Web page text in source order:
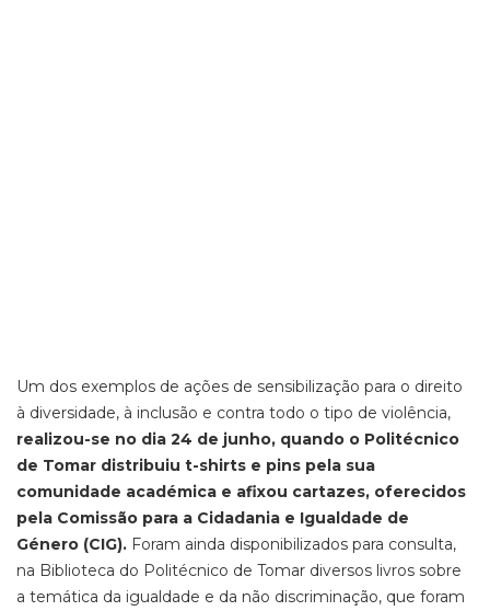
Um dos exemplos de ações de sensibilização para o direito
à diversidade, à inclusão e contra todo o tipo de violência,
realizou-se no dia 24 de junho, quando o Politécnico
de Tomar distribuiu t-shirts e pins pela sua
comunidade académica e afixou cartazes, oferecidos
pela Comissão para a Cidadania e Igualdade de
Género (CIG). Foram ainda disponibilizados para consulta,
na Biblioteca do Politécnico de Tomar diversos livros sobre
a temática da igualdade e da não discriminação, que foram